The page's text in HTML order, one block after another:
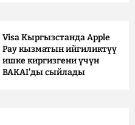
Visa Кыргызстанда Apple
Pay кызматын ийгиликтүү
ишке киргизгени үчүн
BAKAI'ды сыйлады